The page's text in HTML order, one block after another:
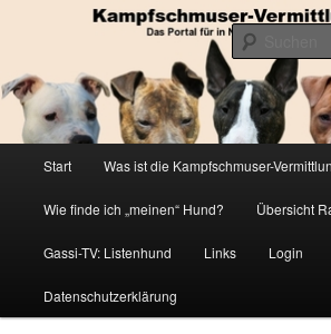
springenKampfschmuser-
Die Datenbank für in Not geratene Listenhunde
Start Was ist die Kampfschmuser-
Wie finde ich „meinen“ Hund? Übersicht
Gassi-TV: Listenhund Links Login
Datenschutzerklärung